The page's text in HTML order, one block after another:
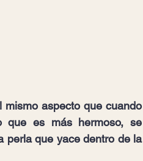
aspecto que cuando
que es más hermoso, se
perla que yace dentro de la